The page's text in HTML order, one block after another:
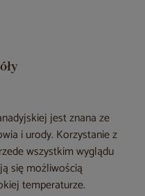
jest znana ze
i urody. Korzystanie z
wszystkim wyglądu
się możliwością
temperaturze.